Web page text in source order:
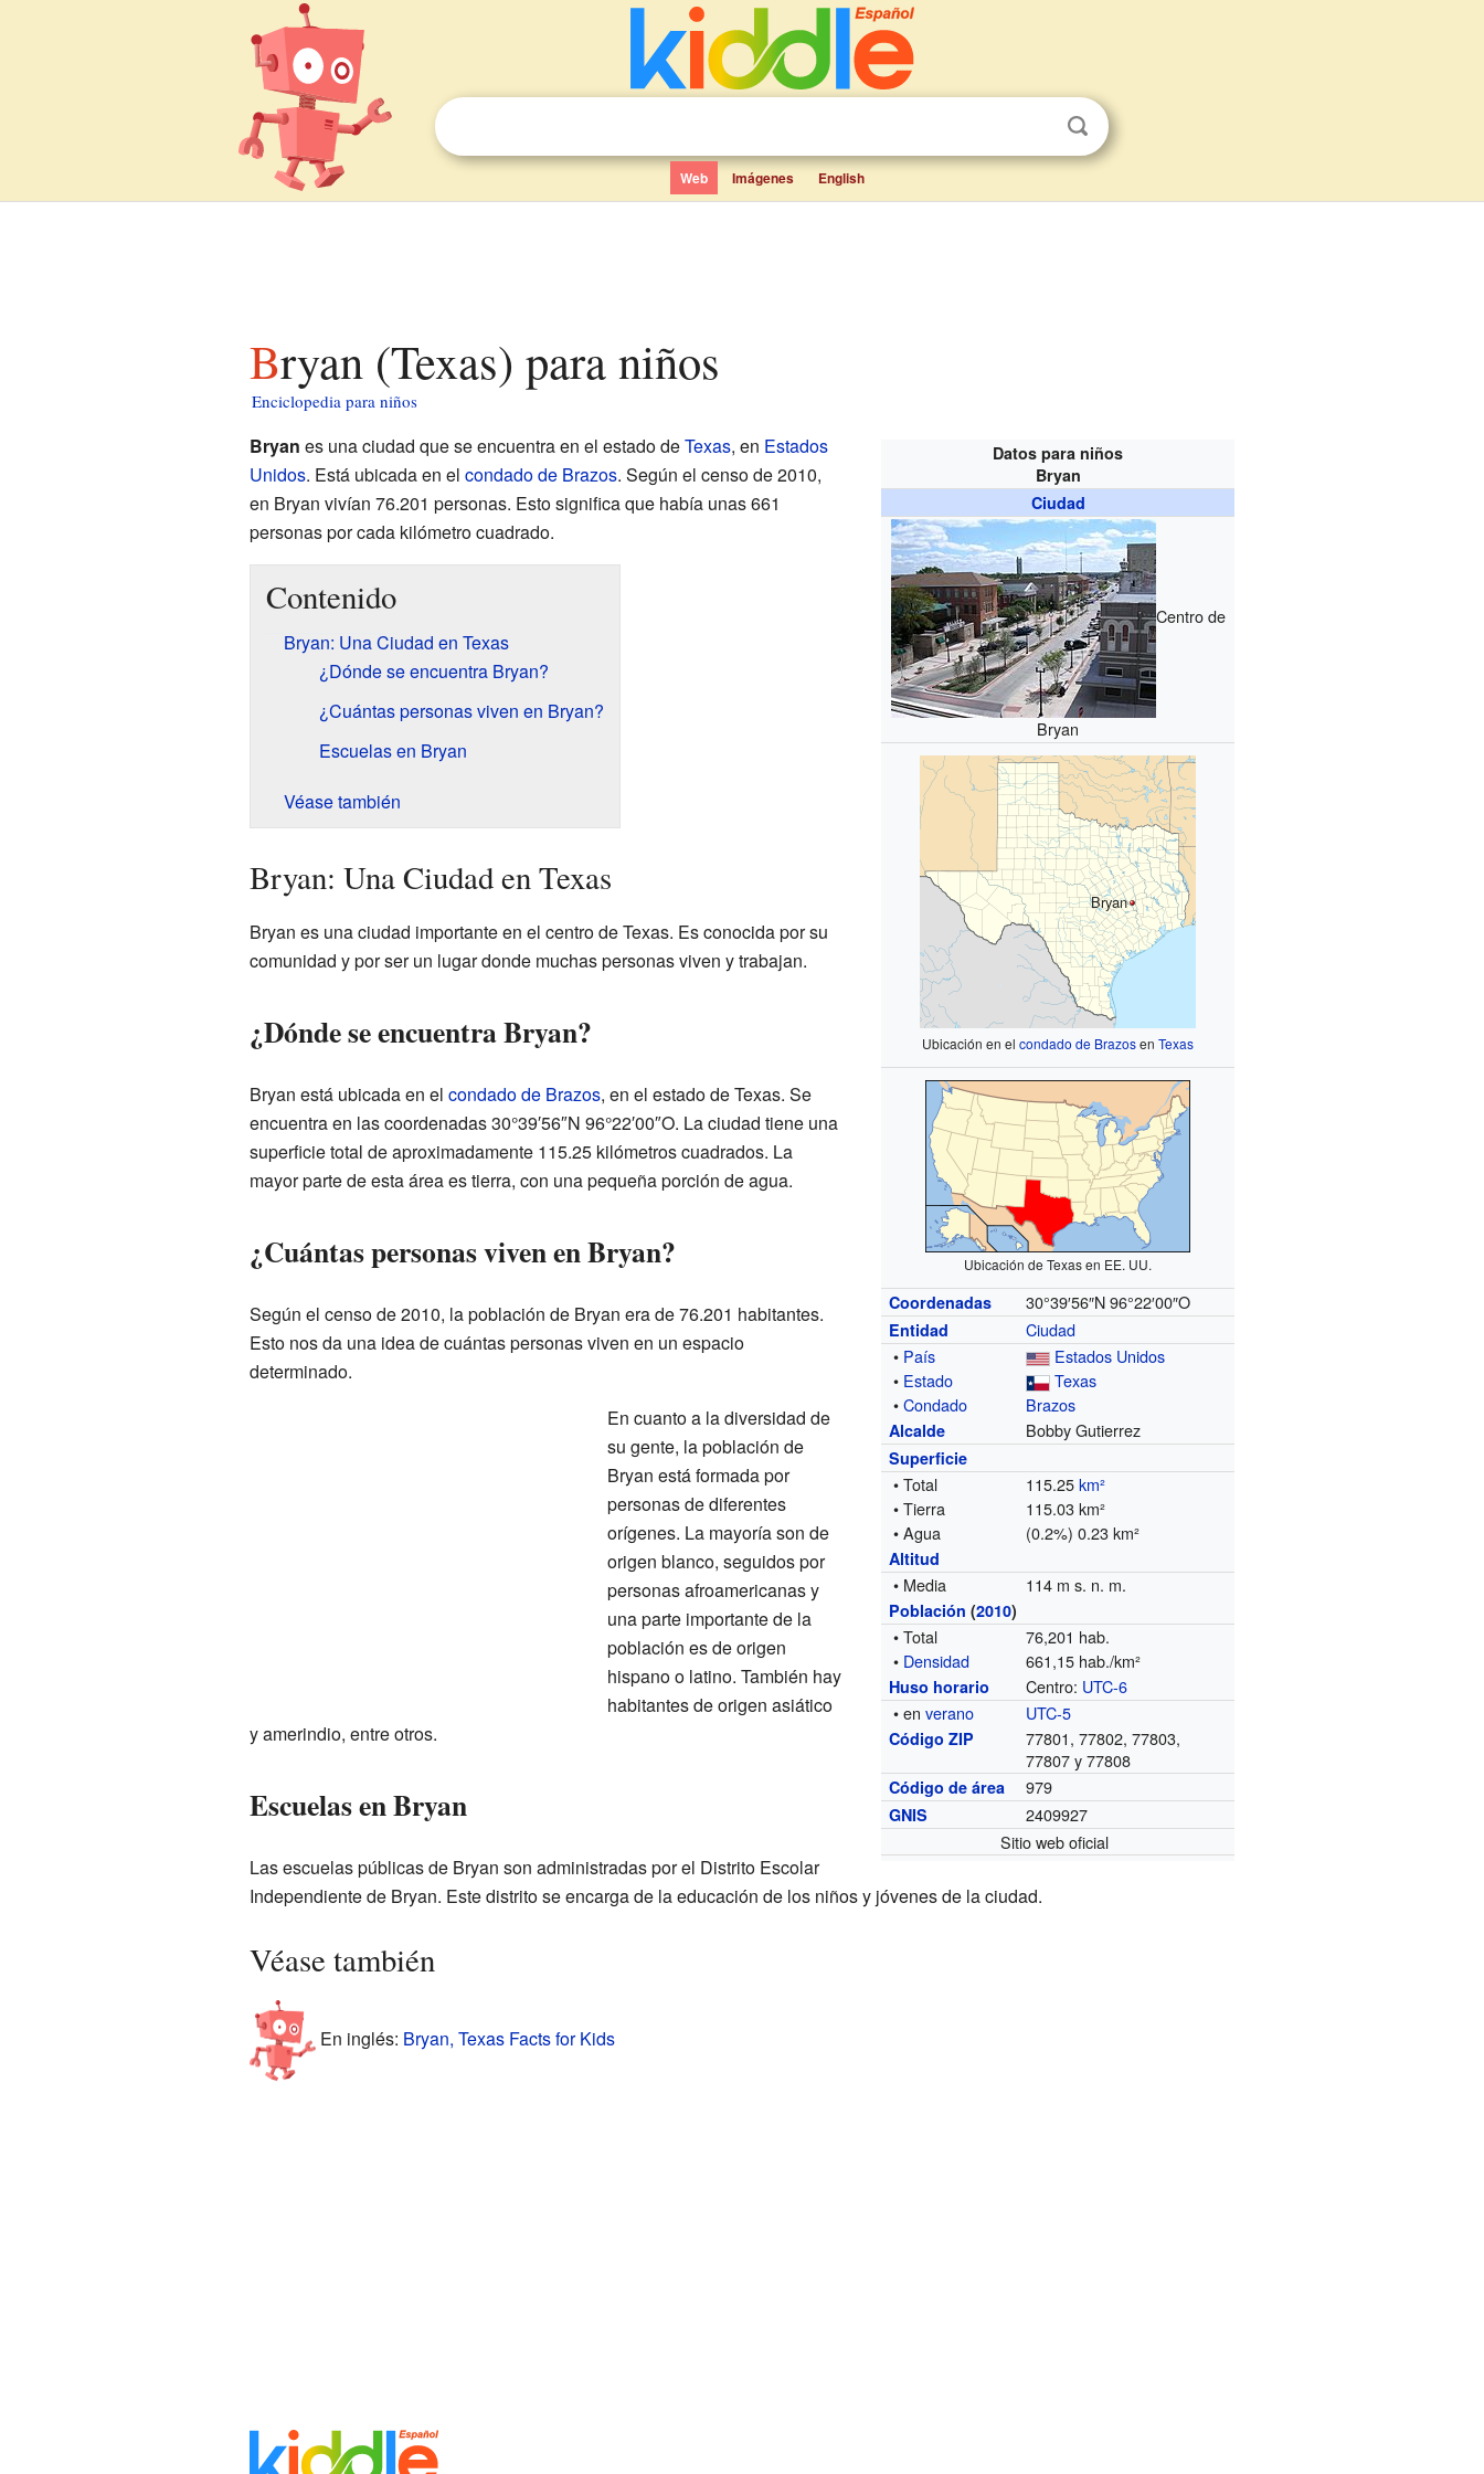
Web Imágenes English
Bryan (Texas) para niños
Enciclopedia para niños
Datos para niños
Bryan
Ciudad
Centro de
Bryan
Bryan
Ubicación en elcondado de BrazosenTexas
Ubicación de Texas en EE. UU.
Coordenadas 30°39′56″N 96°22′00″O
Entidad
Ciudad
• País
Estados Unidos
• Estado
Texas
•Condado Brazos
Alcalde Bobby Gutierrez
Superficie
• Total 115.25km²
• Tierra
115.03 km²
• Agua
(0.2%) 0.23 km²
Altitud
• Media 114 m s. n. m.
Población (2010)
• Total
76,201 hab.
• Densidad 661,15 hab./km²
Huso horario Centro: UTC-6
• enverano UTC-5
Código ZIP
77801, 77802, 77803,
77807 y 77808
Código de área 979
GNIS
2409927
Sitio web oficial
Bryan es una ciudad que se encuentra en el estado deTexas, en Estados
Unidos. Está ubicada en el condado de Brazos. Según el censo de 2010,
en Bryan vivían 76.201 personas. Esto significa que había unas 661
personas por cada kilómetro cuadrado.
Contenido
Bryan: Una Ciudad en Texas
¿Dónde se encuentra Bryan?
¿Cuántas personas viven en Bryan?
Escuelas en Bryan
Véase también
Bryan: Una Ciudad en Texas
Bryan es una ciudad importante en el centro de Texas. Es conocida por su
comunidad y por ser un lugar donde muchas personas viven y trabajan.
¿Dónde se encuentra Bryan?
Bryan está ubicada en el condado de Brazos, en el estado de Texas. Se
encuentra en las coordenadas 30°39′56″N 96°22′00″O. La ciudad tiene una
superficie total de aproximadamente 115.25 kilómetros cuadrados. La
mayor parte de esta área es tierra, con una pequeña porción de agua.
¿Cuántas personas viven en Bryan?
Según el censo de 2010, la población de Bryan era de 76.201 habitantes.
Esto nos da una idea de cuántas personas viven en un espacio
determinado.
En cuanto a la diversidad de
su gente, la población de
Bryan está formada por
personas de diferentes
orígenes. La mayoría son de
origen blanco, seguidos por
personas afroamericanas y
una parte importante de la
población es de origen
hispano o latino. También hay
habitantes de origen asiático
y amerindio, entre otros.
Escuelas en Bryan
Las escuelas públicas de Bryan son administradas por el Distrito Escolar
Independiente de Bryan. Este distrito se encarga de la educación de los niños y jóvenes de la ciudad.
Véase también
En inglés: Bryan, Texas Facts for Kids